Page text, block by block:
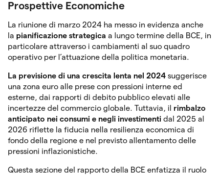
Prospettive Economiche
La riunione di marzo 2024 ha messo in evidenza anche
la pianificazione strategica a lungo termine della BCE, in
particolare attraverso i cambiamenti al suo quadro
operativo per l’attuazione della politica monetaria.
La previsione di una crescita lenta nel 2024 suggerisce
una zona euro alle prese con pressioni interne ed
esterne, dai rapporti di debito pubblico elevati alle
incertezze del commercio globale. Tuttavia, il rimbalzo
anticipato nei consumi e negli investimenti dal 2025 al
2026 riflette la fiducia nella resilienza economica di
fondo della regione e nel previsto allentamento delle
pressioni inflazionistiche.
Questa sezione del rapporto della BCE enfatizza il ruolo